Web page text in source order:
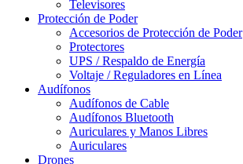
Televisores
Protección de Poder
Accesorios de Protección de Poder
Protectores
UPS / Respaldo de Energía
Voltaje / Reguladores en Línea
Audífonos
Audífonos de Cable
Audífonos Bluetooth
Auriculares y Manos Libres
Auriculares
Drones